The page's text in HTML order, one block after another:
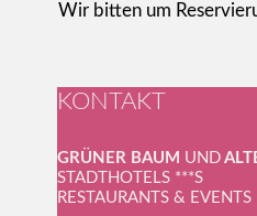
Wir bitten um
KONTAKT
GRÜNER BAUM UND
STADTHOTELS ***S
RESTAURANTS & EVENTS